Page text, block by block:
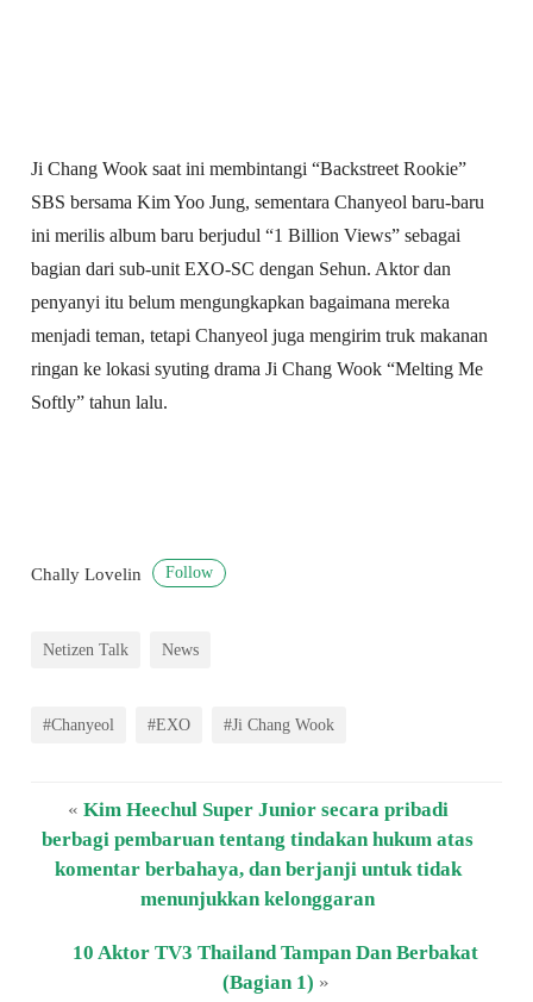
Ji Chang Wook saat ini membintangi “Backstreet Rookie”
SBS bersama Kim Yoo Jung, sementara Chanyeol baru-baru
ini merilis album baru berjudul “1 Billion Views” sebagai
bagian dari sub-unit EXO-SC dengan Sehun. Aktor dan
penyanyi itu belum mengungkapkan bagaimana mereka
menjadi teman, tetapi Chanyeol juga mengirim truk makanan
ringan ke lokasi syuting drama Ji Chang Wook “Melting Me
Softly” tahun lalu.
Chally Lovelin Follow
Netizen Talk News
#Chanyeol #EXO #Ji Chang Wook
« Kim Heechul Super Junior secara pribadi
berbagi pembaruan tentang tindakan hukum atas
komentar berbahaya, dan berjanji untuk tidak
menunjukkan kelonggaran
10 Aktor TV3 Thailand Tampan Dan Berbakat
(Bagian 1) »